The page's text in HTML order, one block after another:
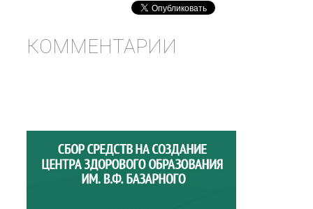
КОММЕНТАРИИ